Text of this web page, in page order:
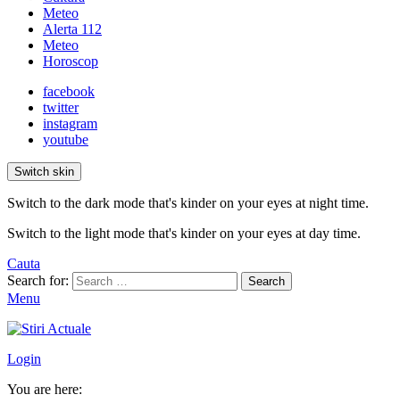
Meteo
Alerta 112
Meteo
Horoscop
facebook
twitter
instagram
youtube
Switch skin
Switch to the dark mode that's kinder on your eyes at night time.
Switch to the light mode that's kinder on your eyes at day time.
Cauta
Search for:
Search
Menu
Login
You are here: